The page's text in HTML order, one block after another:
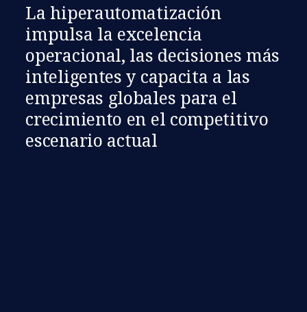
La hiperautomatización
impulsa la excelencia
operacional, las decisiones más
inteligentes y capacita a las
empresas globales para el
crecimiento en el competitivo
escenario actual